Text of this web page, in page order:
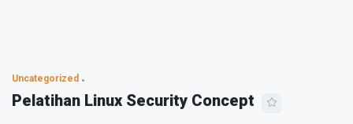
Uncategorized
Pelatihan Linux Security Concept